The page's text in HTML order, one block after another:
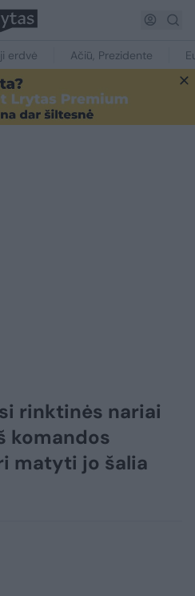
erdvė Ačiū, Prezidente
rinktinės nariai
komandos
matyti jo šalia